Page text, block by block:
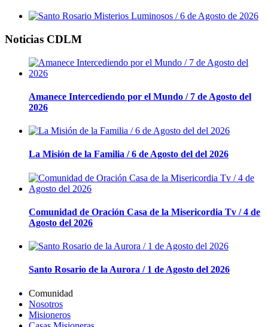
Noticias CDLM
Amanece Intercediendo por el Mundo / 7 de Agosto del
2026
La Misión de la Familia / 6 de Agosto del del 2026
Comunidad de Oración Casa de la Misericordia Tv / 4 de
Agosto del 2026
Santo Rosario de la Aurora / 1 de Agosto del 2026
Comunidad
Nosotros
Misioneros